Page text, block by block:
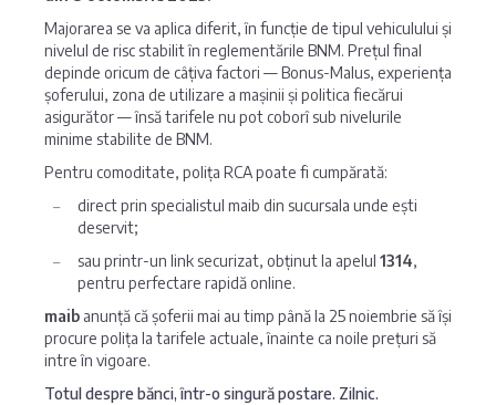
Majorarea se va aplica diferit, în funcție de tipul vehiculului și
nivelul de risc stabilit în reglementările BNM. Prețul final
depinde oricum de câțiva factori — Bonus-Malus, experiența
șoferului, zona de utilizare a mașinii și politica fiecărui
asigurător — însă tarifele nu pot coborî sub nivelurile
minime stabilite de BNM.
Pentru comoditate, polița RCA poate fi cumpărată:
direct prin specialistul maib din sucursala unde ești
deservit;
sau printr-un link securizat, obținut la apelul 1314,
pentru perfectare rapidă online.
maib anunță că șoferii mai au timp până la 25 noiembrie să își
procure polița la tarifele actuale, înainte ca noile prețuri să
intre în vigoare.
Totul despre bănci, într-o singură postare. Zilnic.